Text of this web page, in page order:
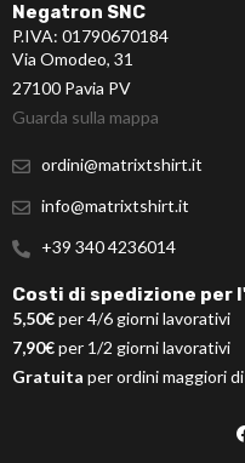
Negatron SNC
P.IVA: 01790670184
Via Omodeo, 31
27100 Pavia PV
Guarda sulla mappa
ordini@matrixtshirt.it
info@matrixtshirt.it
+39 340 4236014
Costi di spedizione per
5,50€per 4/6 giorni lavorativi
7,90€per 1/2 giorni lavorativi
Gratuita per ordini maggiori